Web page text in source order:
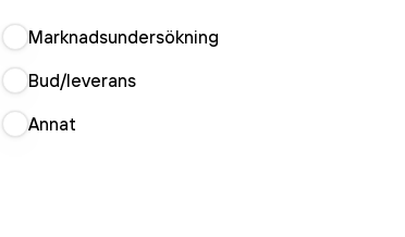
Marknadsundersökning
Bud/leverans
Annat